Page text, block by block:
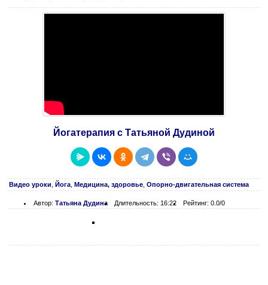
Йогатерапия с Татьяной Дудиной
Видео уроки Йога Медицина, здоровье Опорно-двигательная система
Автор: Татьяна Дудина Длительность: 16:22 Рейтинг: 0.0/0